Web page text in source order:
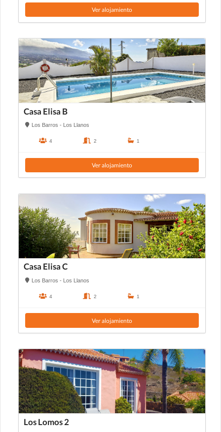
Ver alojamiento
Casa Elisa B
Los Barros - Los Llanos
4 2 1
Ver alojamiento
Casa Elisa C
Los Barros - Los Llanos
4 2 1
Ver alojamiento
Los Lomos 2